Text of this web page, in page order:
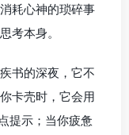
耗心神的琐碎事
考本身。
书的深夜，它不
卡壳时，它会用
提示；当你疲惫